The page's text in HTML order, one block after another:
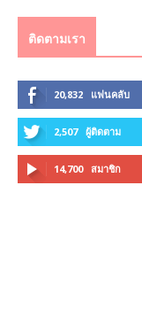
ติดตามเรา
20,832 แฟนคลับ
2,507 ผู้ติดตาม
14,700 สมาชิก